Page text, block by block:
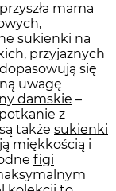
mama
sukienki na
przyjaznych
się
uwagę
damskie –
z
także sukienki
miękkością i
figi